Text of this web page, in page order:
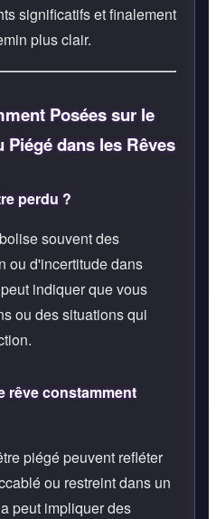
significatifs et finalement
plus clair.
Posées sur le
Piégé dans les Rêves
perdu ?
souvent des
ou d'incertitude dans
indiquer que vous
ou des situations qui
rêve constamment
piégé peuvent refléter
ou restreint dans un
peut impliquer des